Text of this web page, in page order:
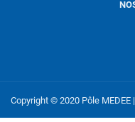
Copyright © 2020 Pôle MEDEE |